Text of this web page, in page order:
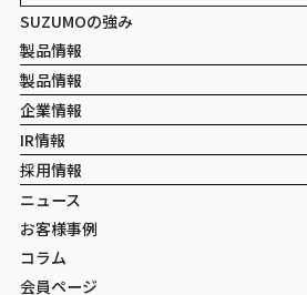
SUZUMOの強み
製品情報
製品情報
企業情報
IR情報
採用情報
ニュース
お客様事例
コラム
会員ページ